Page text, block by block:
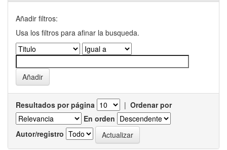
Añadir filtros:
Usa los filtros para afinar la busqueda.
Resultados por página | Ordenar por
En orden
Autor/registro